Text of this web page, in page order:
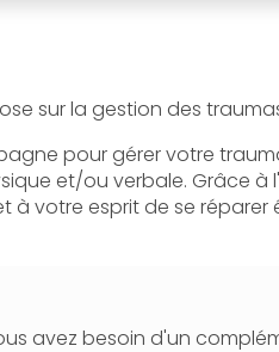
sur la gestion des
pour gérer votre
et/ou verbale. Grâce à
votre esprit de se réparer
avez besoin d'un